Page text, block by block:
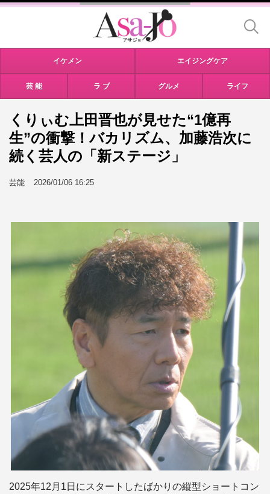
イケメン エイジングケア
芸 能 ラ ブ グルメ ライフ
くりぃむ上田晋也が見せた“1億再
生”の衝撃！バカリズム、加藤浩次に
続く芸人の「新ステージ」
芸能 2026/01/06 16:25
2025年12月1日にスタートしたばかりの縦型ショートコン